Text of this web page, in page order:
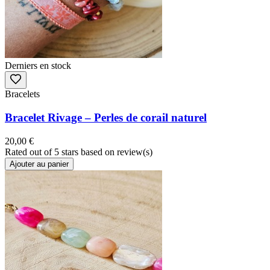
Derniers en stock
Bracelets
Bracelet Rivage – Perles de corail naturel
20,00 €
Rated out of 5 stars based on review(s)
Ajouter au panier